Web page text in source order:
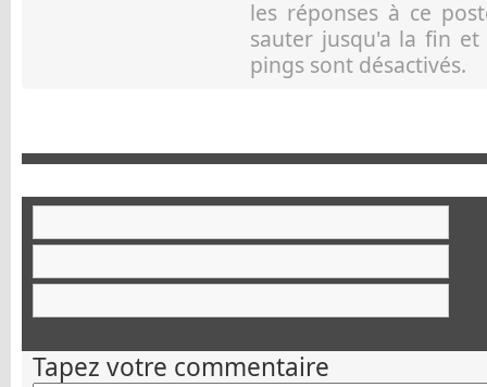
les réponses à ce
sauter jusqu'a la fin et
pings sont désactivés.
Tapez votre commentaire